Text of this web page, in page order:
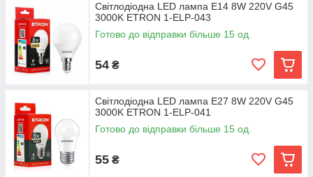
Світлодіодна LED лампа E14 8W 220V G45
3000K ETRON 1-ELP-043
Готово до відправки більше 15 од.
54 ₴
Світлодіодна LED лампа E27 8W 220V G45
3000K ETRON 1-ELP-041
Готово до відправки більше 15 од.
55 ₴